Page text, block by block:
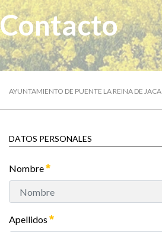
Contacto
AYUNTAMIENTO DE PUENTE LA REINA DE JACA
DATOS PERSONALES
Nombre
Apellidos